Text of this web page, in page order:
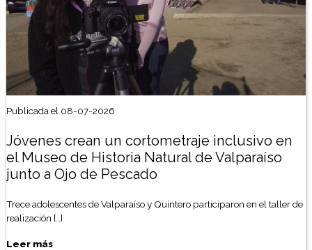
Publicada el 08-07-2026
Jóvenes crean un cortometraje inclusivo en
el Museo de Historia Natural de Valparaíso
junto a Ojo de Pescado
Trece adolescentes de Valparaíso y Quintero participaron en el taller de
realización […]
Leer más